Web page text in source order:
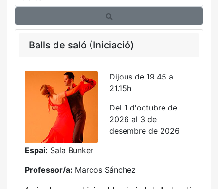
Balls de saló (Iniciació)
Dijous de 19.45 a
21.15h
Del 1 d'octubre de
2026 al 3 de
desembre de 2026
Espai: Sala Bunker
Professor/a: Marcos Sánchez